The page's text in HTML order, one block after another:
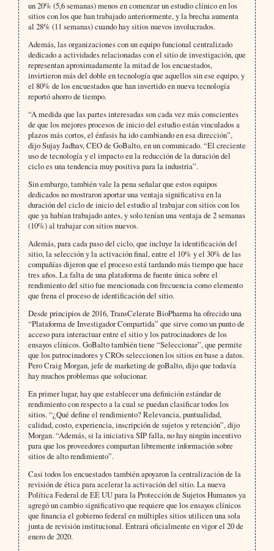
un 20% (5,6 semanas) menos en comenzar un estudio clínico en los
sitios con los que han trabajado anteriormente, y la brecha aumenta
al 28% (11 semanas) cuando hay sitios nuevos involucrados.
Además, las organizaciones con un equipo funcional centralizado
dedicado a actividades relacionadas con el sitio de investigación, que
representan aproximadamente la mitad de los encuestados,
invirtieron más del doble en tecnología que aquellos sin ese equipo, y
el 80% de los encuestados que han invertido en nueva tecnología
reportó ahorro de tiempo.
“A medida que las partes interesadas son cada vez más conscientes
de que los mejores procesos de inicio del estudio están vinculados a
plazos más cortos, el énfasis ha ido cambiando en esa dirección”,
dijo Sujay Jadhav, CEO de GoBalto, en un comunicado. “El creciente
uso de tecnología y el impacto en la reducción de la duración del
ciclo es una tendencia muy positiva para la industria”.
Sin embargo, también vale la pena señalar que estos equipos
dedicados no mostraron aportar una ventaja significativa en la
duración del ciclo de inicio del estudio al trabajar con sitios con los
que ya habían trabajado antes, y solo tenían una ventaja de 2 semanas
(10%) al trabajar con sitios nuevos.
Además, para cada paso del ciclo, que incluye la identificación del
sitio, la selección y la activación final, entre el 10% y el 30% de las
compañías dijeron que el proceso está tardando más tiempo que hace
tres años. La falta de una plataforma de fuente única sobre el
rendimiento del sitio fue mencionada con frecuencia como elemento
que frena el proceso de identificación del sitio.
Desde principios de 2016, TransCelerate BioPharma ha ofrecido una
“Plataforma de Investigador Compartida” que sirve como un punto de
acceso para interactuar entre el sitio y los patrocinadores de los
ensayos clínicos. GoBalto también tiene “Seleccionar”, que permite
que los patrocinadores y CROs seleccionen los sitios en base a datos.
Pero Craig Morgan, jefe de marketing de goBalto, dijo que todavía
hay muchos problemas que solucionar.
En primer lugar, hay que establecer una definición estándar de
rendimiento con respecto a la cual se puedan clasificar todos los
sitios. “¿Qué define el rendimiento? Relevancia, puntualidad,
calidad, costo, experiencia, inscripción de sujetos y retención”, dijo
Morgan. “Además, si la iniciativa SIP falla, no hay ningún incentivo
para que los proveedores compartan libremente información sobre
sitios de alto rendimiento”.
Casi todos los encuestados también apoyaron la centralización de la
revisión de ética para acelerar la activación del sitio. La nueva
Política Federal de EE UU para la Protección de Sujetos Humanos ya
agregó un cambio significativo que requiere que los ensayos clínicos
que financia el gobierno federal en múltiples sitios utilicen una sola
junta de revisión institucional. Entrará oficialmente en vigor el 20 de
enero de 2020.